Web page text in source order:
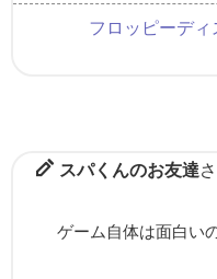
フロッピーデ
スパくんのお友達
ゲーム自体は面白い